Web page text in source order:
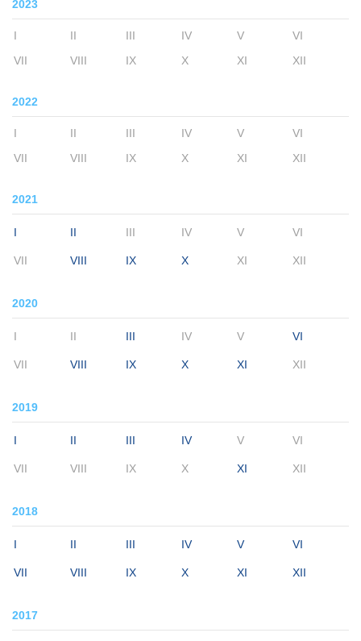
2023
I II III IV V
VI
VII
VIII IX X XI XII
2022
I II III IV V
VI
VII
VIII IX X XI XII
2021
I II III IV V VI
VII VIII IX X XI XII
2020
I II III IV V VI
VII VIII IX X XI XII
2019
I II III IV V VI
VII VIII IX X XI XII
2018
I II III IV V VI
VII VIII IX X XI XII
2017